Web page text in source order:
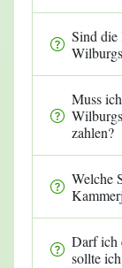
Sind die
Muss
zahlen?
Welche
Darf ich
sollte